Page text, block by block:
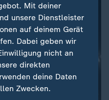
Mit deiner
unsere Dienstleister
auf deinem Gerät
Dabei geben wir
nicht an
direkten
deine Daten
Zwecken.